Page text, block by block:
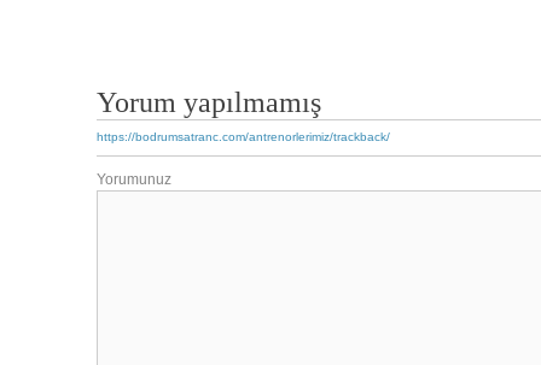
Yorum yapılmamış
https://bodrumsatranc.com/antrenorlerimiz/trackback/
Yorumunuz